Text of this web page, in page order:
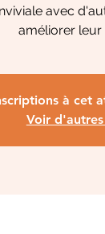
avec
améliorer leur
à cet
Voir